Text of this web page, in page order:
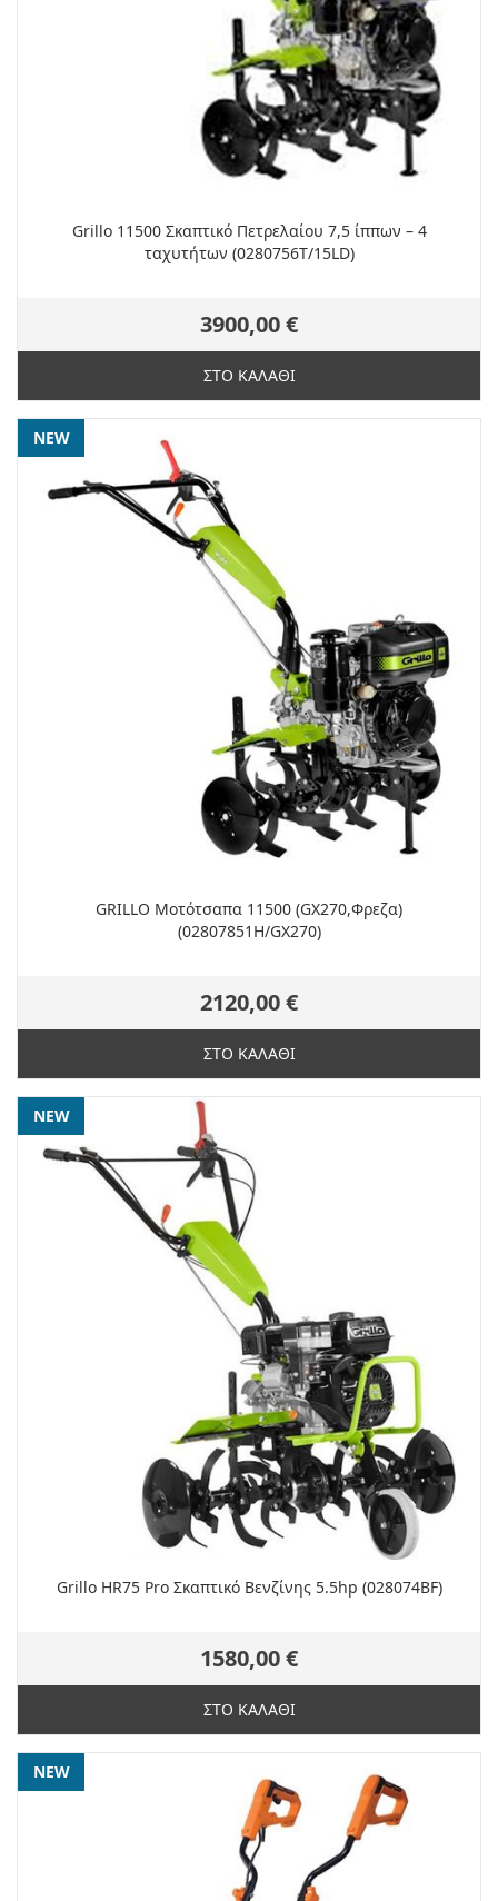
Grillo 11500 Σκαπτικό Πετρελαίου 7,5 ίππων – 4
ταχυτήτων (0280756T/15LD)
3900,00 €
ΣΤΟ ΚΑΛΑΘΙ
NEW
GRILLO Μοτότσαπα 11500 (GX270,Φρεζα)
(02807851H/GX270)
2120,00 €
ΣΤΟ ΚΑΛΑΘΙ
NEW
Grillo HR75 Pro Σκαπτικό Βενζίνης 5.5hp (028074BF)
1580,00 €
ΣΤΟ ΚΑΛΑΘΙ
NEW